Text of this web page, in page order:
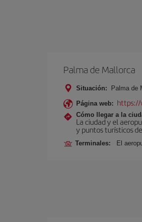
Palma de Mallorca
Situación: Palma de
Página web: https://
Cómo llegar a la
La ciudad y el
y puntos turísticos
Terminales: El